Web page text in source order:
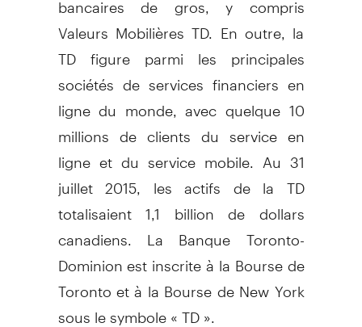
Valeurs Mobilières TD. En outre, la
TD figure parmi les principales
sociétés de services financiers en
ligne du monde, avec quelque 10
millions de clients du service en
ligne et du service mobile. Au 31
juillet 2015, les actifs de la TD
totalisaient 1,1 billion de dollars
canadiens. La Banque Toronto-
Dominion est inscrite à la Bourse de
Torontoet à la Bourse deNew York
sous le symbole « TD ».